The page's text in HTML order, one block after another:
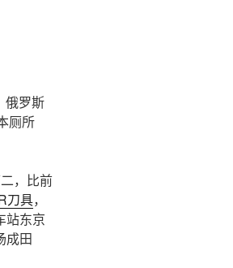
俄罗斯
厕所
，比前
刀具，
站东京
成田